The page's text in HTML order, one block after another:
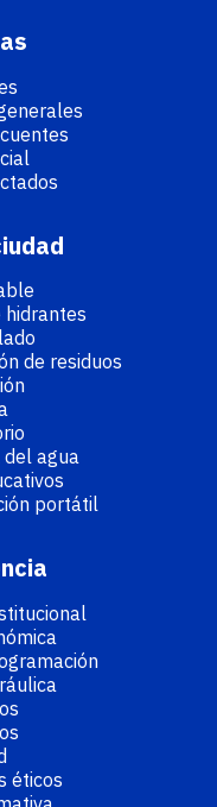
hidrantes
de residuos
agua
portátil
éticos